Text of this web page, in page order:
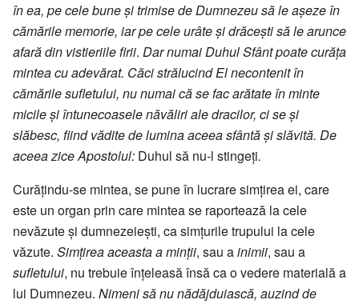
în ea, pe cele bune și trimise de Dumnezeu să le așeze în
cămările memorie, iar pe cele urâte și drăcești să le arunce
afară din vistieriile firii. Dar numai Duhul Sfânt poate curăța
mintea cu adevărat. Căci strălucind El necontenit în
cămările sufletului, nu numai că se fac arătate în minte
micile și întunecoasele năvăliri ale dracilor, ci se și
slăbesc, fiind vădite de lumina aceea sfântă și slăvită. De
aceea zice Apostolul: Duhul să nu-l stingeți.
Curățindu-se mintea, se pune în lucrare simțirea ei, care
este un organ prin care mintea se raportează la cele
nevăzute și dumnezeiești, ca simțurile trupului la cele
văzute. Simțirea aceasta a minții, sau ainimii, sau a
sufletului, nu trebuie înțeleasă însă ca o vedere materială a
lui Dumnezeu. Nimeni să nu nădăjduiască, auzind de